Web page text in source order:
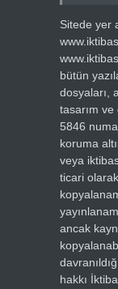
Sitede yer
bütün
dosyaları,
tasarım
5846
koruma
veya
ticari
ancak
hakkı